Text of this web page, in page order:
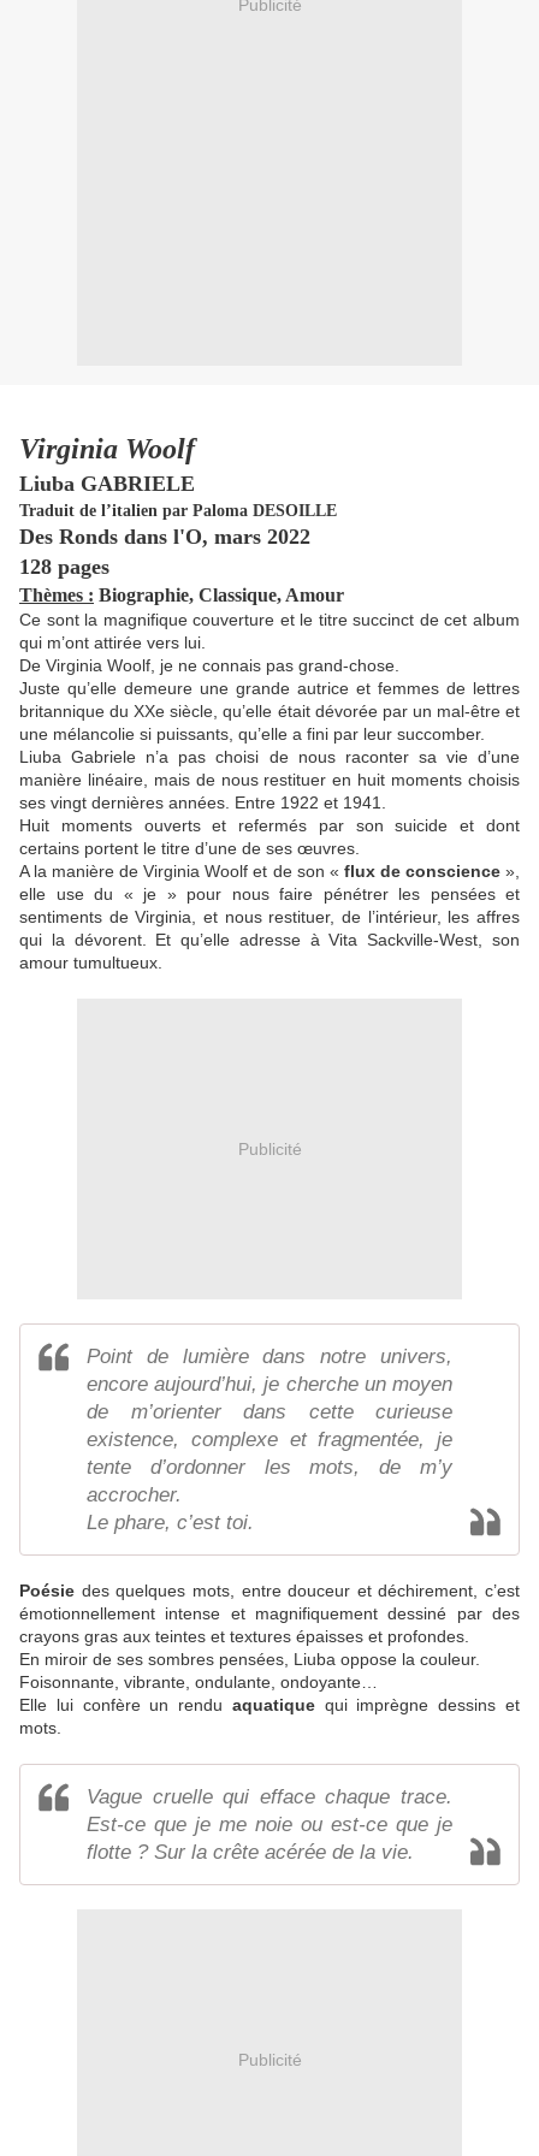
Publicité
Virginia Woolf
Liuba GABRIELE
Traduit de l’italien par Paloma DESOILLE
Des Ronds dans l'O, mars 2022
128 pages
Thèmes : Biographie, Classique, Amour
Ce sont la magnifique couverture et le titre succinct de cet album
qui m’ont attirée vers lui.
De Virginia Woolf, je ne connais pas grand-chose.
Juste qu’elle demeure une grande autrice et femmes de lettres
britannique du XXe siècle, qu’elle était dévorée par un mal-être et
une mélancolie si puissants, qu’elle a fini par leur succomber.
Liuba Gabriele n’a pas choisi de nous raconter sa vie d’une
manière linéaire, mais de nous restituer en huit moments choisis
ses vingt dernières années. Entre 1922 et 1941.
Huit moments ouverts et refermés par son suicide et dont
certains portent le titre d’une de ses œuvres.
A la manière de Virginia Woolf et de son « flux de conscience»,
elle use du « je » pour nous faire pénétrer les pensées et
sentiments de Virginia, et nous restituer, de l’intérieur, les affres
qui la dévorent. Et qu’elle adresse à Vita Sackville-West, son
amour tumultueux.
Publicité
Point de lumière dans notre univers,
encore aujourd’hui, je cherche un moyen
de m’orienter dans cette curieuse
existence, complexe et fragmentée, je
tente d’ordonner les mots, de m’y
accrocher.
Le phare, c’est toi.
Poésie des quelques mots, entre douceur et déchirement, c’est
émotionnellement intense et magnifiquement dessiné par des
crayons gras aux teintes et textures épaisses et profondes.
En miroir de ses sombres pensées, Liuba oppose la couleur.
Foisonnante, vibrante, ondulante, ondoyante…
Elle lui confère un rendu aquatique qui imprègne dessins et
mots.
Vague cruelle qui efface chaque trace.
Est-ce que je me noie ou est-ce que je
flotte ? Sur la crête acérée de la vie.
Publicité